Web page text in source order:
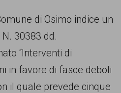
di Osimo indice un
30383 dd.
“Interventi di
in favore di fasce deboli
il quale prevede cinque